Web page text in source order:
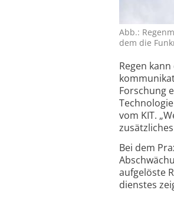
Abb.:
dem die
Regen
Forschung
vom KIT.
Bei dem
aufge­löste
dienstes